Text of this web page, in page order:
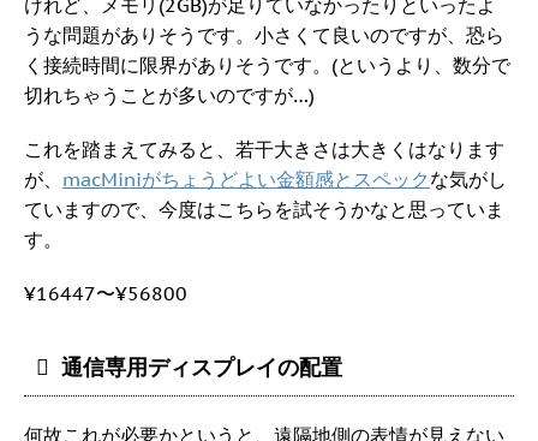
けれど、メモリ(2GB)が足りていなかったりといったよ
うな問題がありそうです。小さくて良いのですが、恐ら
く接続時間に限界がありそうです。(というより、数分で
切れちゃうことが多いのですが…)
これを踏まえてみると、若干大きさは大きくはなります
が、 macMiniがちょうどよい金額感とスペック な気がし
ていますので、今度はこちらを試そうかなと思っていま
す。
¥16447〜¥56800
通信専用ディスプレイの配置
何故これが必要かというと、遠隔地側の表情が見えない